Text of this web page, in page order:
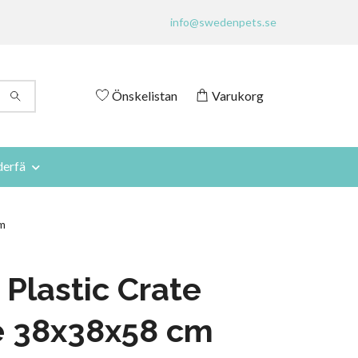
info@swedenpets.se
Önskelistan Varukorg
Plastic Crate
38x38x58 cm